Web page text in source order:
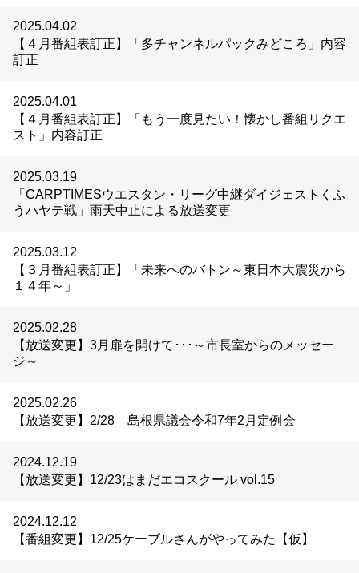
2025.04.02
【４月番組表訂正】「多チャンネルパックみどころ」内容
訂正
2025.04.01
【４月番組表訂正】「もう一度見たい！懐かし番組リクエ
スト」内容訂正
2025.03.19
「CARPTIMESウエスタン・リーグ中継ダイジェストくふ
うハヤテ戦」雨天中止による放送変更
2025.03.12
【３月番組表訂正】「未来へのバトン～東日本大震災から
１４年～」
2025.02.28
【放送変更】3月扉を開けて･･･～市長室からのメッセー
ジ～
2025.02.26
【放送変更】2/28 島根県議会令和7年2月定例会
2024.12.19
【放送変更】12/23はまだエコスクール vol.15
2024.12.12
【番組変更】12/25ケーブルさんがやってみた【仮】